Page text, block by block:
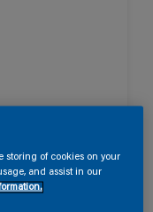
storing of cookies on your
and assist in our